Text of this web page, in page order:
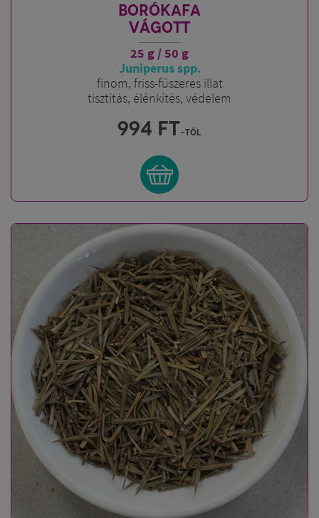
BORÓKAFA
VÁGOTT
25 g / 50 g
Juniperus spp.
finom, friss-fűszeres illat
tisztítás, élénkítés, védelem
994 FT-tól